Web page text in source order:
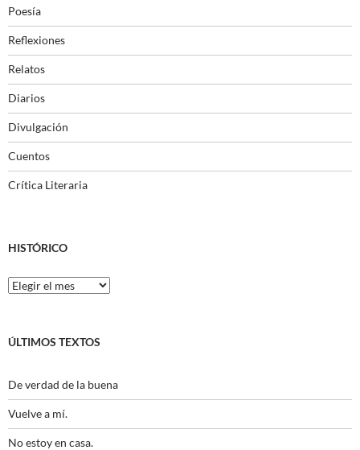
Poesía
Reflexiones
Relatos
Diarios
Divulgación
Cuentos
Crítica Literaria
HISTÓRICO
Histórico
ÚLTIMOS TEXTOS
De verdad de la buena
Vuelve a mí.
No estoy en casa.